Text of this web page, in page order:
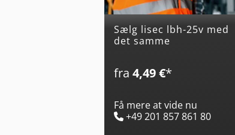
Sælg lisec lbh-25v med
det samme
fra 4,49 €*
Få mere at vide nu
+49 201 857 861 80